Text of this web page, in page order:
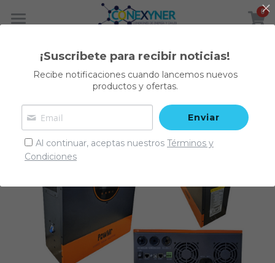
0
CEO
Productos y Servicios
Descarga Gratis Informes
Visítanos
Contáctenos
Servicios
×
CATEGORÍAS DE LA TIENDA
¡Suscribete para recibir noticias!
Recibe notificaciones cuando lancemos nuevos
productos y ofertas.
Enviar
Al continuar, aceptas nuestros Términos y
Condiciones